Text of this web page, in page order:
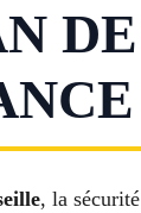
DE
, la